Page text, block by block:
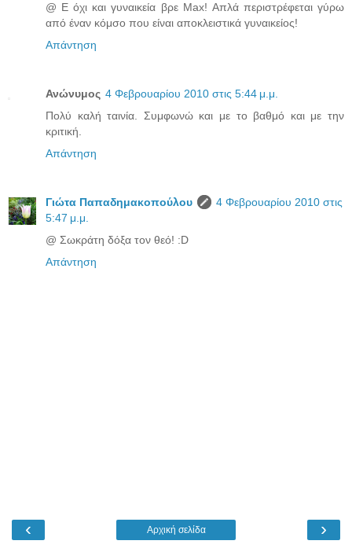
@ Ε όχι και γυναικεία βρε Max! Απλά περιστρέφεται γύρω
από έναν κόμσο που είναι αποκλειστικά γυναικείος!
Απάντηση
Ανώνυμος 4 Φεβρουαρίου 2010 στις 5:44 μ.μ.
Πολύ καλή ταινία. Συμφωνώ και με το βαθμό και με την
κριτική.
Απάντηση
Γιώτα Παπαδημακοπούλου
4 Φεβρουαρίου 2010 στις
5:47 μ.μ.
@ Σωκράτη δόξα τον θεό! :D
Απάντηση
‹ ›
Αρχική σελίδα